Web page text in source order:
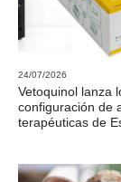
24/07/2026
Vetoquinol lanza
configuración de
terapéuticas de